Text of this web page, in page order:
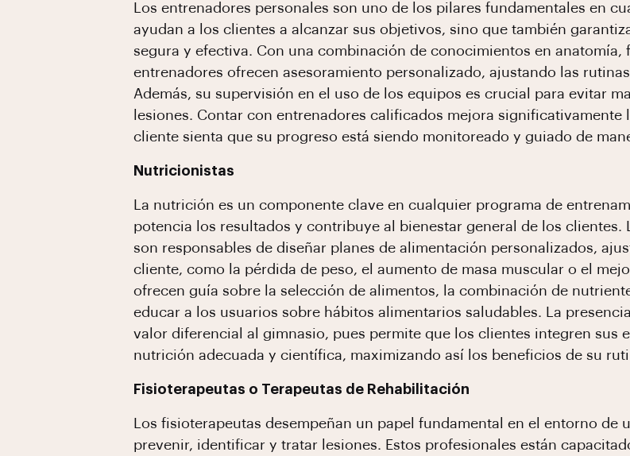
Los entrenadores personales son uno de los pilares fundamentales en
ayudan a los clientes a alcanzar sus objetivos, sino que también
segura y efectiva. Con una combinación de conocimientos en
entrenadores ofrecen asesoramiento personalizado, ajustando las
Además, su supervisión en el uso de los equipos es crucial para evitar
lesiones. Contar con entrenadores calificados mejora
cliente sienta que su progreso está siendo monitoreado y guiado de
Nutricionistas
La nutrición es un componente clave en cualquier programa de
potencia los resultados y contribuye al bienestar general de los
son responsables de diseñar planes de alimentación personalizados,
cliente, como la pérdida de peso, el aumento de masa muscular o el
ofrecen guía sobre la selección de alimentos, la combinación de
educar a los usuarios sobre hábitos alimentarios saludables. La
valor diferencial al gimnasio, pues permite que los clientes integren sus
nutrición adecuada y científica, maximizando así los beneficios de su
Fisioterapeutas o Terapeutas de Rehabilitación
Los fisioterapeutas desempeñan un papel fundamental en el entorno de
prevenir, identificar y tratar lesiones. Estos profesionales están